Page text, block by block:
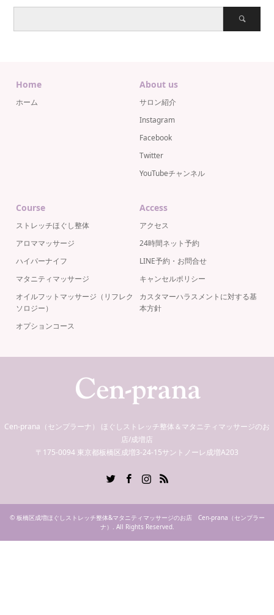
Home
ホーム
About us
サロン紹介
Instagram
Facebook
Twitter
YouTubeチャンネル
Course
ストレッチほぐし整体
アロママッサージ
ハイパーナイフ
マタニティマッサージ
オイルフットマッサージ（リフレク
ソロジー）
オプションコース
Access
アクセス
24時間ネット予約
LINE予約・お問合せ
キャンセルポリシー
カスタマーハラスメントに対する基
本方針
Cen-prana（センプラーナ） ほぐしストレッチ整体＆マタニティマッサージのお
店/成増店
〒175-0094 東京都板橋区成増3-24-15サントノーレ成増A203
RSS
© 板橋区成増ほぐしストレッチ整体&マタニティマッサージのお店 Cen-prana（センプラー
ナ） . All Rights Reserved.